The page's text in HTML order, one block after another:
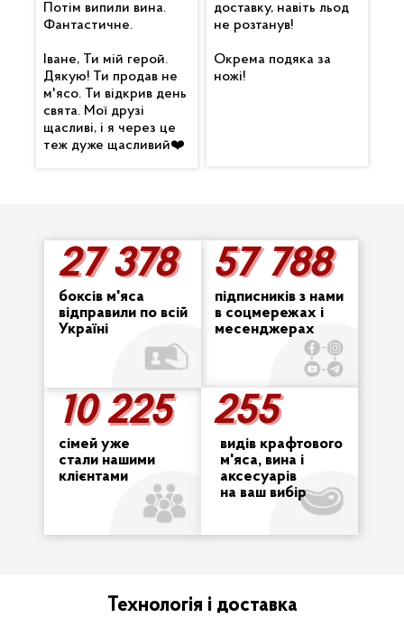
Потім випили вина.
Фантастичне.
Іване, Ти мій герой.
Дякую! Ти продав не
м'ясо. Ти відкрив день
свята. Мої друзі
щасливі, і я через це
теж дуже щасливий❤️
доставку, навіть льод
не розтанув!
Окрема подяка за
ножі!
10 225
10 225
сімей уже
стали нашими
клієнтами
57 788
57 788
27 378
27 378
боксів м'яса
відправили по всій
Україні
255
255
видів крафтового
м'яса, вина і
аксесуарів
на ваш вибір
підписників з нами
в соцмережах і
месенджерах
Технологія і доставка